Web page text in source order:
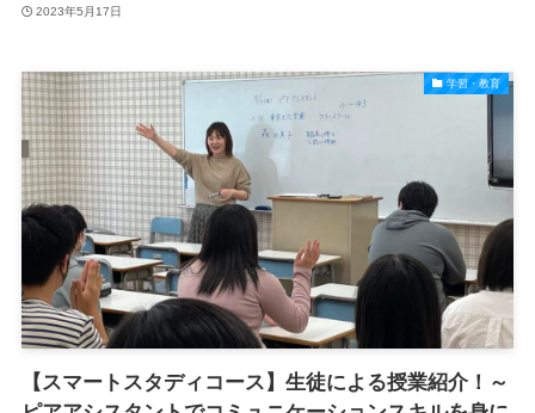
2023年5月17日
学習・教育
【スマートスタディコース】生徒による授業紹介！～